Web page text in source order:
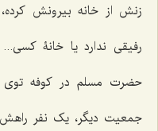
زنش از خانه بیرونش
رفیقی ندارد یا خانۀ
جمعیت دیگر، یک نفر راهش